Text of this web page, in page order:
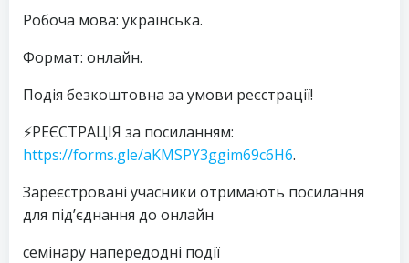
Робоча мова: українська.
Формат: онлайн.
Подія безкоштовна за умови реєстрації!
⚡️РЕЄСТРАЦІЯ за посиланням:
https://forms.gle/aKMSPY3ggim69c6H6.
Зареєстровані учасники отримають посилання
для під’єднання до онлайн
семінару напередодні події